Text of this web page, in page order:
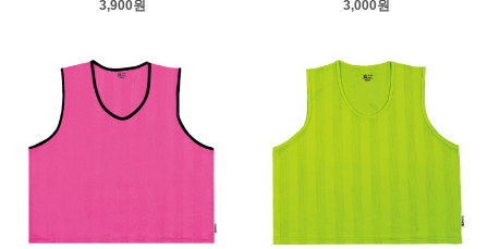
3,900원
3,000원